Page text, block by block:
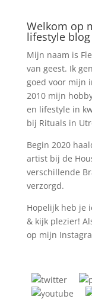
Welkom op
lifestyle
Mijn naam is
van geest. Ik
goed voor mijn
2010 mijn
en lifestyle in
bij Rituals in
Begin 2020
artist bij de
verschillende
verzorgd.
Hopelijk heb je
& kijk plezier!
op mijn